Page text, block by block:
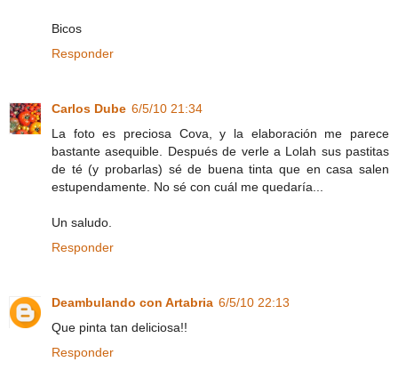
Bicos
Responder
Carlos Dube 6/5/10 21:34
La foto es preciosa Cova, y la elaboración me parece
bastante asequible. Después de verle a Lolah sus pastitas
de té (y probarlas) sé de buena tinta que en casa salen
estupendamente. No sé con cuál me quedaría...
Un saludo.
Responder
Deambulando con Artabria 6/5/10 22:13
Que pinta tan deliciosa!!
Responder